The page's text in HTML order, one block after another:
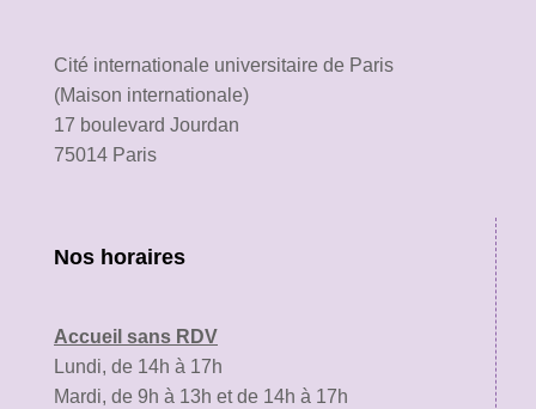
Cité internationale universitaire de Paris
(Maison internationale)
17 boulevard Jourdan
75014 Paris
Nos horaires
Accueil sans RDV
Lundi, de 14h à 17h
Mardi, de 9h à 13h et de 14h à 17h